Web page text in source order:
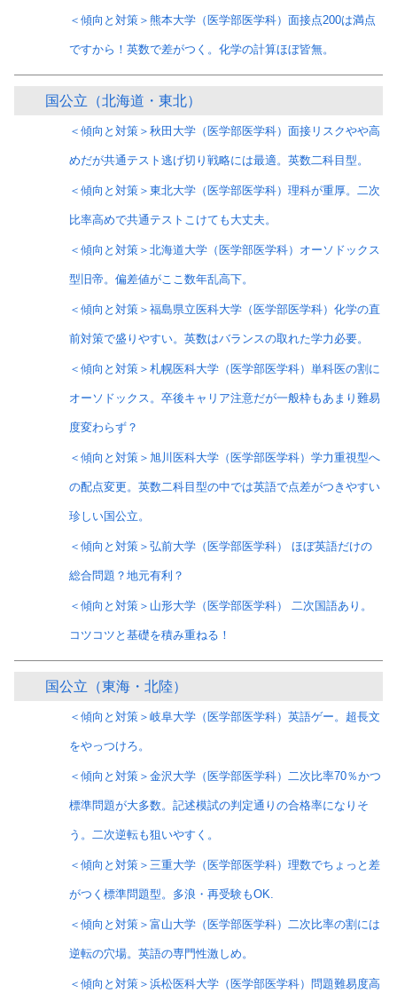
＜傾向と対策＞熊本大学（医学部医学科）面接点200は満点
ですから！英数で差がつく。化学の計算ほぼ皆無。
国公立（北海道・東北）
＜傾向と対策＞秋田大学（医学部医学科）面接リスクやや高
めだが共通テスト逃げ切り戦略には最適。英数二科目型。
＜傾向と対策＞東北大学（医学部医学科）理科が重厚。二次
比率高めで共通テストこけても大丈夫。
＜傾向と対策＞北海道大学（医学部医学科）オーソドックス
型旧帝。偏差値がここ数年乱高下。
＜傾向と対策＞福島県立医科大学（医学部医学科）化学の直
前対策で盛りやすい。英数はバランスの取れた学力必要。
＜傾向と対策＞札幌医科大学（医学部医学科）単科医の割に
オーソドックス。卒後キャリア注意だが一般枠もあまり難易
度変わらず？
＜傾向と対策＞旭川医科大学（医学部医学科）学力重視型へ
の配点変更。英数二科目型の中では英語で点差がつきやすい
珍しい国公立。
＜傾向と対策＞弘前大学（医学部医学科） ほぼ英語だけの
総合問題？地元有利？
＜傾向と対策＞山形大学（医学部医学科） 二次国語あり。
コツコツと基礎を積み重ねる！
国公立（東海・北陸）
＜傾向と対策＞岐阜大学（医学部医学科）英語ゲー。超長文
をやっつけろ。
＜傾向と対策＞金沢大学（医学部医学科）二次比率70％かつ
標準問題が大多数。記述模試の判定通りの合格率になりそ
う。二次逆転も狙いやすく。
＜傾向と対策＞三重大学（医学部医学科）理数でちょっと差
がつく標準問題型。多浪・再受験もOK.
＜傾向と対策＞富山大学（医学部医学科）二次比率の割には
逆転の穴場。英語の専門性激しめ。
＜傾向と対策＞浜松医科大学（医学部医学科）問題難易度高